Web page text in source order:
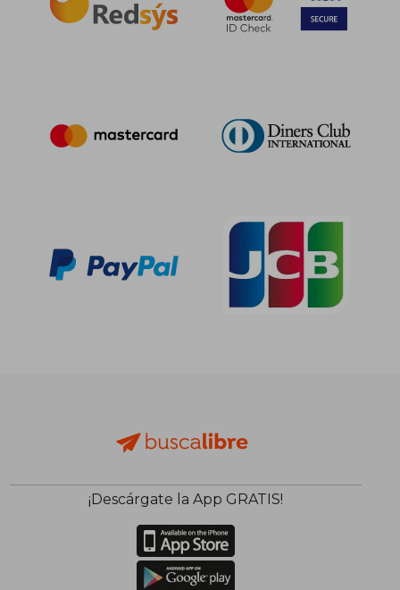
¡Descárgate la App GRATIS!